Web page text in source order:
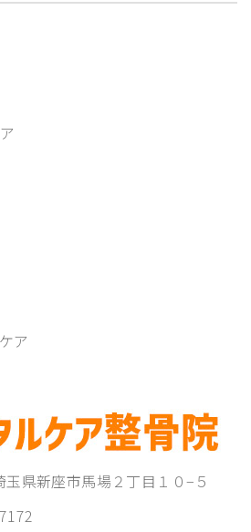
ア
玉県新座市馬場２丁目１０−５